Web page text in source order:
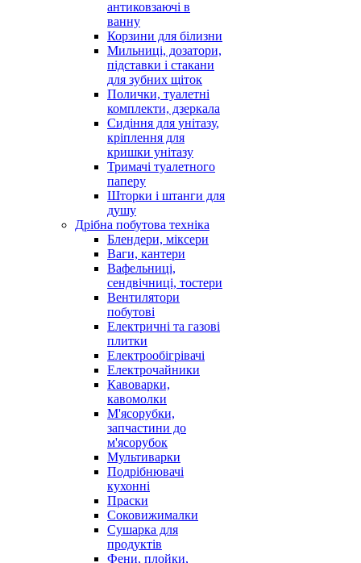
антиковзаючі в
ванну
Корзини для білизни
Мильниці, дозатори,
підставки і стакани
для зубних щіток
Полички, туалетні
комплекти, дзеркала
Сидіння для унітазу,
кріплення для
кришки унітазу
Тримачі туалетного
паперу
Шторки і штанги для
душу
Дрібна побутова техніка
Блендери, міксери
Ваги, кантери
Вафельниці,
сендвічниці, тостери
Вентилятори
побутові
Електричні та газові
плитки
Електрообігрівачі
Електрочайники
Кавоварки,
кавомолки
М'ясорубки,
запчастини до
м'ясорубок
Мультиварки
Подрібнювачі
кухонні
Праски
Соковижималки
Сушарка для
продуктів
Фени, плойки,